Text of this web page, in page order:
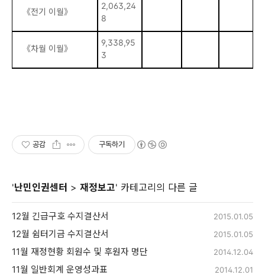
《전기 이월》
2,063,24
8
《차월 이월》
9,338,95
3
공감 구독하기
'난민인권센터 > 재정보고' 카테고리의 다른 글
12월 긴급구호 수지결산서 2015.01.05
12월 쉼터기금 수지결산서 2015.01.05
11월 재정현황 회원수 및 후원자 명단 2014.12.04
11월 일반회계 운영성과표 2014.12.01